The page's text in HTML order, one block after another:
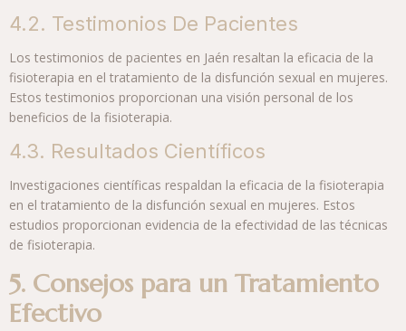
4.2. Testimonios De Pacientes
Los testimonios de pacientes en Jaén resaltan la eficacia de la
fisioterapia en el tratamiento de la disfunción sexual en mujeres.
Estos testimonios proporcionan una visión personal de los
beneficios de la fisioterapia.
4.3. Resultados Científicos
Investigaciones científicas respaldan la eficacia de la fisioterapia
en el tratamiento de la disfunción sexual en mujeres. Estos
estudios proporcionan evidencia de la efectividad de las técnicas
de fisioterapia.
5. Consejos para un Tratamiento
Efectivo